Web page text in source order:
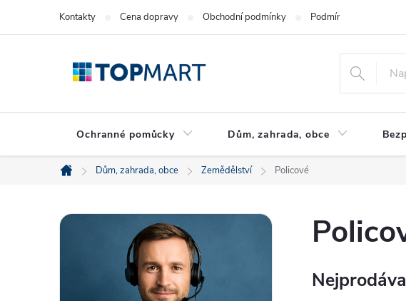
Kontakty Cena dopravy Obchodní podmínky Podmínky ochrany
Ochranné pomůcky Dům, zahrada, obce
Domů
Dům, zahrada, obce Zemědělství Policové
P